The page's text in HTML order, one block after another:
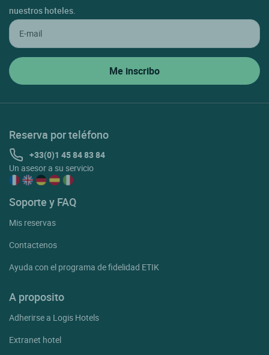
nuestros hoteles.
Reserva por teléfono
+33(0)1 45 84 83 84
Un asesor a su servicio
Soporte y FAQ
Mis reservas
Contactenos
Ayuda con el programa de fidelidad ETIK
A proposito
Adherirse a Logis Hotels
Extranet hotel